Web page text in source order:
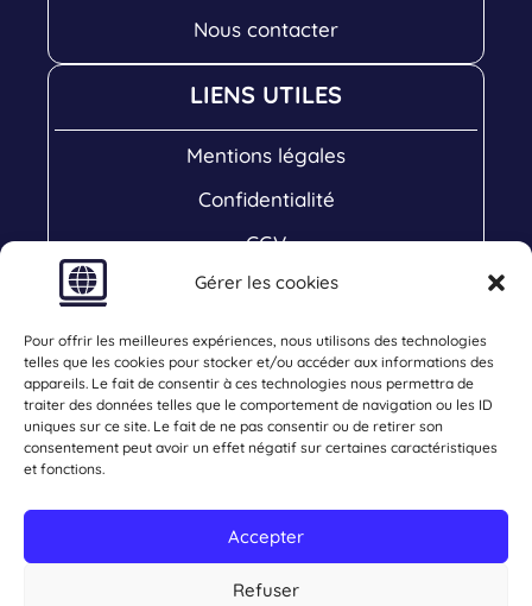
Gérer les cookies
Pour offrir les meilleures expériences, nous utilisons des technologies
telles que les cookies pour stocker et/ou accéder aux informations des
appareils. Le fait de consentir à ces technologies nous permettra de
traiter des données telles que le comportement de navigation ou les ID
uniques sur ce site. Le fait de ne pas consentir ou de retirer son
consentement peut avoir un effet négatif sur certaines caractéristiques
et fonctions.
Accepter
Refuser
Nous contacter
LIENS UTILES
Mentions légales
Confidentialité
CGV
Cookies
Plan de Site
COM 64
23 impasse des Sureaux
07 49 47 67 88